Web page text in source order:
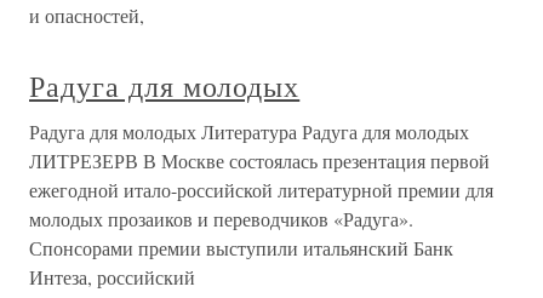
и опасностей,
Радуга для молодых
Радуга для молодых Литература Радуга для молодых
ЛИТРЕЗЕРВ В Москве состоялась презентация первой
ежегодной итало-российской литературной премии для
молодых прозаиков и переводчиков «Радуга».
Спонсорами премии выступили итальянский Банк
Интеза, российский